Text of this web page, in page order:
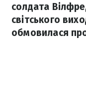
солдата
світського
обмовилася